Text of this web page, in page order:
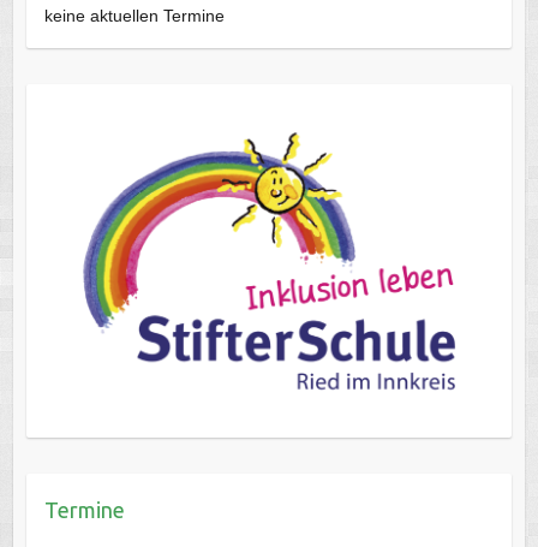
keine aktuellen Termine
Termine